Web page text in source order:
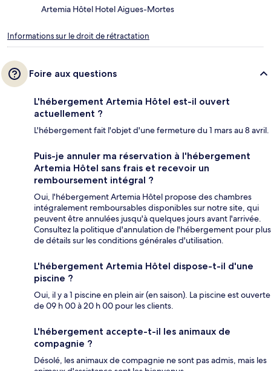
Artemia Hôtel Hotel Aigues-Mortes
Informations sur le droit de rétractation
Foire aux questions
L'hébergement Artemia Hôtel est-il ouvert
actuellement ?
L'hébergement fait l'objet d'une fermeture du 1 mars au 8 avril.
Puis-je annuler ma réservation à l'hébergement
Artemia Hôtel sans frais et recevoir un
remboursement intégral ?
Oui, l'hébergement Artemia Hôtel propose des chambres
intégralement remboursables disponibles sur notre site, qui
peuvent être annulées jusqu'à quelques jours avant l'arrivée.
Consultez la politique d'annulation de l'hébergement pour plus
de détails sur les conditions générales d'utilisation.
L'hébergement Artemia Hôtel dispose-t-il d'une
piscine ?
Oui, il y a 1 piscine en plein air (en saison). La piscine est ouverte
de 09 h 00 à 20 h 00 pour les clients.
L'hébergement accepte-t-il les animaux de
compagnie ?
Désolé, les animaux de compagnie ne sont pas admis, mais les